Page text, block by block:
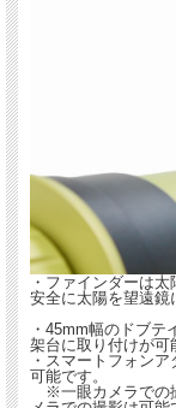
・ファインダーは
安全に太陽を望遠鏡
・45mm幅のドブ
架台に取り付けが可
・スマートフォン
可能です。
※一眼カメラでの